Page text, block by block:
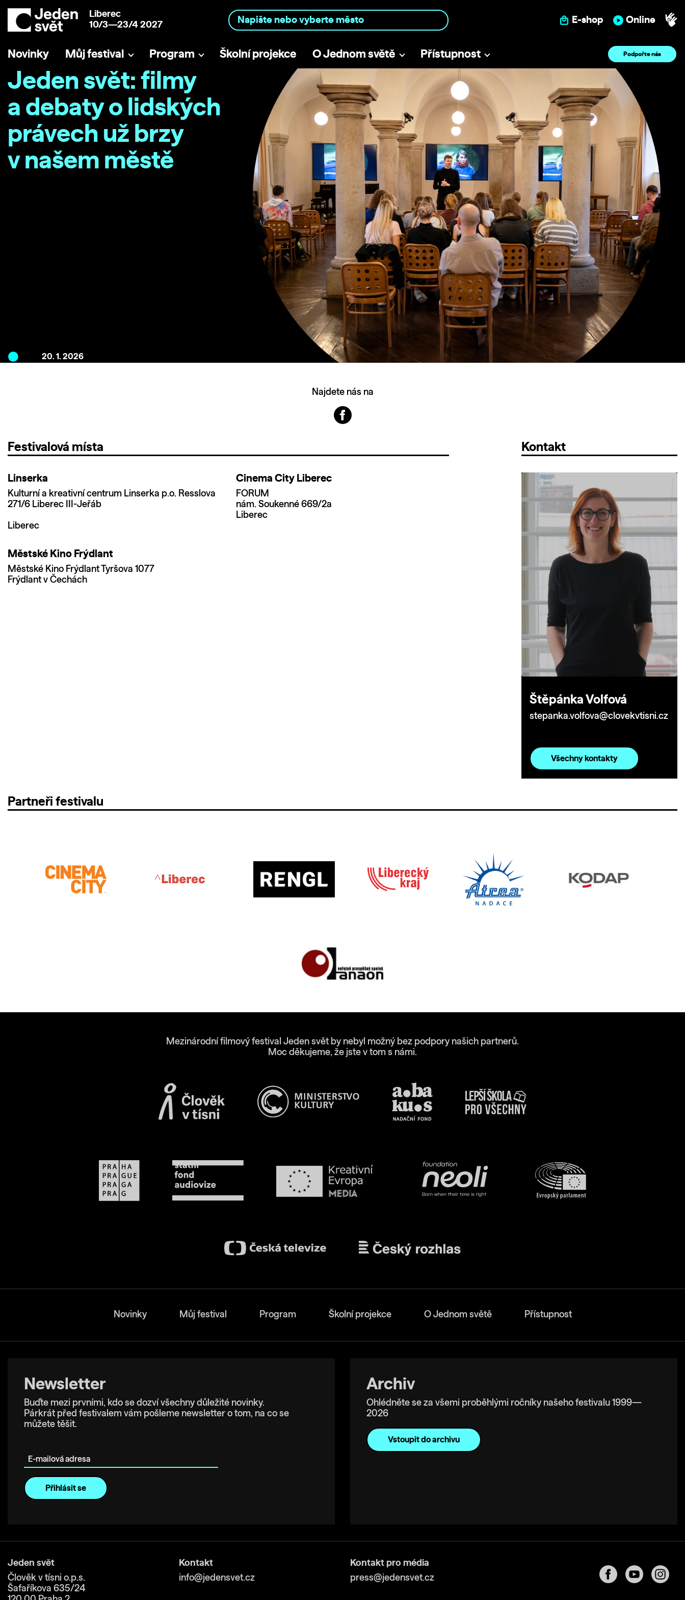
Liberec
10/3—23/4 2027
E-shop Online
Novinky Můj festival Program Školní projekce O Jednom světě Přístupnost Podpořte nás
Jeden svět: filmy
a debaty o lidských
právech už brzy
v našem městě
20. 1. 2026
Najdete nás na
Festivalová místa
Linserka
Kulturní a kreativní centrum Linserka p.o. Resslova
271/6 Liberec III-Jeřáb
Liberec
Cinema City Liberec
FORUM
nám. Soukenné 669/2a
Liberec
Městské Kino Frýdlant
Městské Kino Frýdlant Tyršova 1077
Frýdlant v Čechách
Kontakt
Štěpánka Volfová
stepanka.volfova@clovekvtisni.cz
Všechny kontakty
Partneři festivalu
Mezinárodní filmový festival Jeden svět by nebyl možný bez podpory našich partnerů.
Moc děkujeme, že jste v tom s námi.
Novinky Můj festival Program Školní projekce O Jednom světě Přístupnost
Newsletter
Buďte mezi prvními, kdo se dozví všechny důležité novinky.
Párkrát před festivalem vám pošleme newsletter o tom, na co se
můžete těšit.
Archiv
Ohlédněte se za všemi proběhlými ročníky našeho festivalu 1999—
2026
Vstoupit do archivu
Jeden svět
Člověk v tísni o.p.s.
Šafaříkova 635/24
Kontakt
info@jedensvet.cz
Kontakt pro média
press@jedensvet.cz